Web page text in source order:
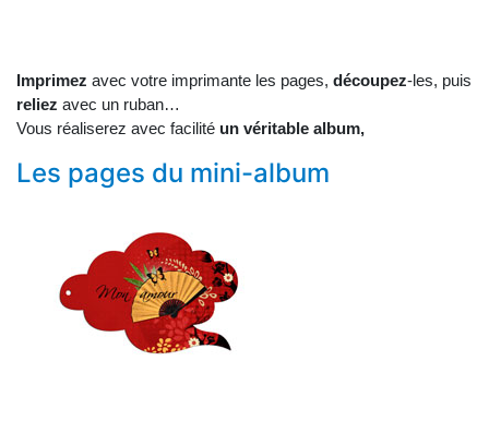
Imprimez avec votre imprimante les pages, découpez-les, puis
reliez avec un ruban…
Vous réaliserez avec facilité un véritable album,
Les pages du mini-album